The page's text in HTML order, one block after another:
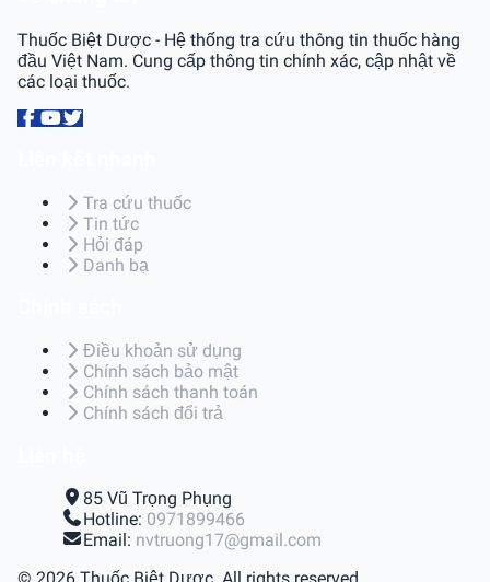
Thuốc Biệt Dược - Hệ thống tra cứu thông tin thuốc hàng
đầu Việt Nam. Cung cấp thông tin chính xác, cập nhật về
các loại thuốc.
Tra cứu thuốc
Tin tức
Hỏi đáp
Danh bạ
Điều khoản sử dụng
Chính sách bảo mật
Chính sách thanh toán
Chính sách đổi trả
85 Vũ Trọng Phụng
Hotline: 0971899466
Email: nvtruong17@gmail.com